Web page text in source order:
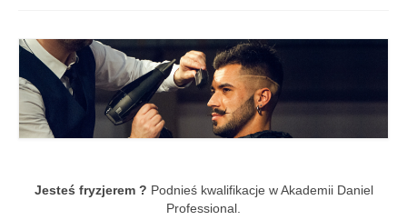
Salon fryzjerski Daniel Professional
Szkolenia
Kontakt
Jesteś fryzjerem ? Podnieś kwalifikacje w Akademii Daniel
Professional.